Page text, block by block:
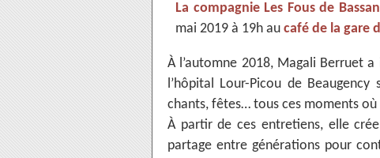
La compagnie Les Fous de
mai 2019 à 19h au café de la gare
À l’automne 2018, Magali Berruet
l’hôpital Lour-Picou de
chants, fêtes… tous ces moments où
À partir de ces entretiens, elle
partage entre générations pour